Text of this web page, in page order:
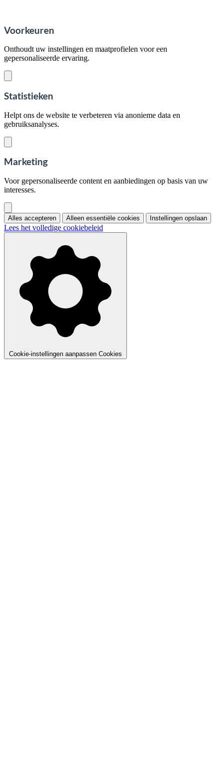
Voorkeuren
Onthoudt uw instellingen en maatprofielen voor een
gepersonaliseerde ervaring.
Statistieken
Helpt ons de website te verbeteren via anonieme data en
gebruiksanalyses.
Marketing
Voor gepersonaliseerde content en aanbiedingen op basis van uw
interesses.
Alles accepteren Alleen essentiële cookies Instellingen opslaan
Lees het volledige cookiebeleid
Cookie-instellingen aanpassen Cookies